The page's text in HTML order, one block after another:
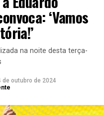
‘Vamos
na noite desta terça-
de outubro de 2024